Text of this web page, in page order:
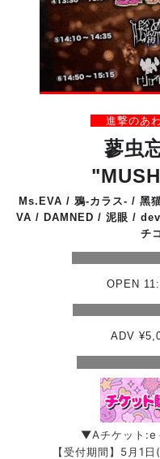
進撃のあ
蓼虫
Ms.EVA / 鴉-カラス- / 黑
VA / DAMNED / 泥眼 /
チ
OPEN
ADV
▼Aチケット:e
【受付期間】5月1